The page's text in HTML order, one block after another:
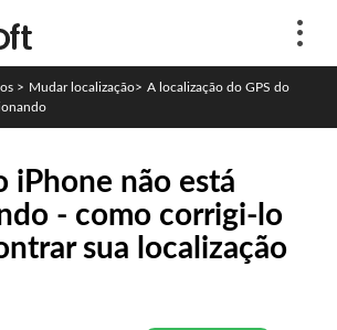
> Mudar localização> A localização do GPS do
iPhone não está
- como corrigi-lo
sua localização